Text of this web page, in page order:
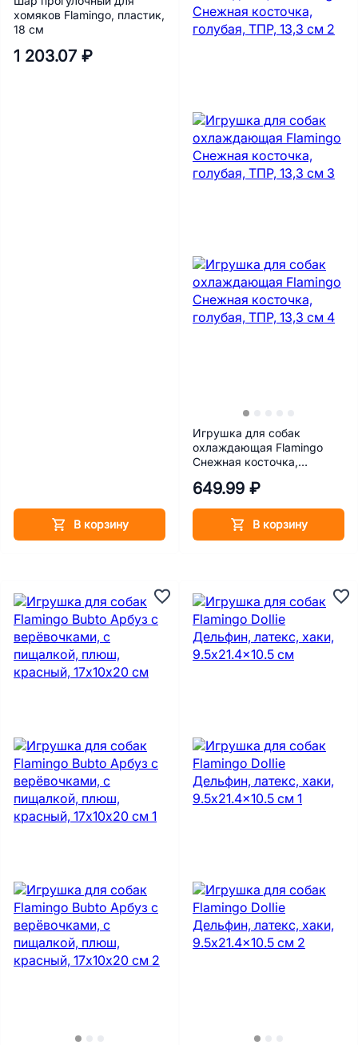
хомяков Flamingo, пластик,
18 см
1 203.07 ₽
В корзину
Игрушка для собак
охлаждающая Flamingo
Снежная косточка,
649.99 ₽
В корзину